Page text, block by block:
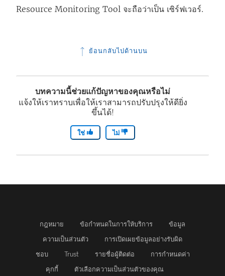
Resource Monitoring Tool จะถือว่าเป็น เซิร์ฟเวอร์.
ย้อนกลับไปด้านบน
บทความนี้ช่วยแก้ปัญหาของคุณหรือไม่
แจ้งให้เราทราบเพื่อให้เราสามารถปรับปรุงให้ดียิ่ง
ขึ้นได้!
ใช่ ไม่
กฎหมาย ข้อกำหนดในการให้บริการ
ข้อมูล
ความเป็นส่วนตัว
การเปิดเผยข้อมูลอย่างรับผิด
ชอบ
Trust รายชื่อผู้ติดต่อ
การกำหนดค่า
คุกกี้
ตัวเลือกความเป็นส่วนตัวของคุณ